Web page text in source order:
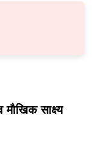
साक्ष्य